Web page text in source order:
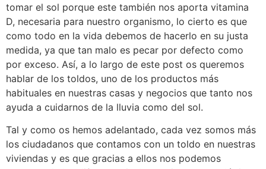
tomar el sol porque este también nos aporta vitamina
D, necesaria para nuestro organismo, lo cierto es que
como todo en la vida debemos de hacerlo en su justa
medida, ya que tan malo es pecar por defecto como
por exceso. Así, a lo largo de este post os queremos
hablar de los toldos, uno de los productos más
habituales en nuestras casas y negocios que tanto nos
ayuda a cuidarnos de la lluvia como del sol.
Tal y como os hemos adelantado, cada vez somos más
los ciudadanos que contamos con un toldo en nuestras
viviendas y es que gracias a ellos nos podemos